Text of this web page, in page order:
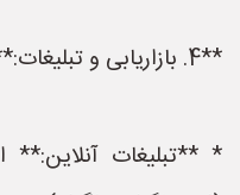
**4. بازاریابی و تبلیغات:**
* **تبلیغات آنلاین:**